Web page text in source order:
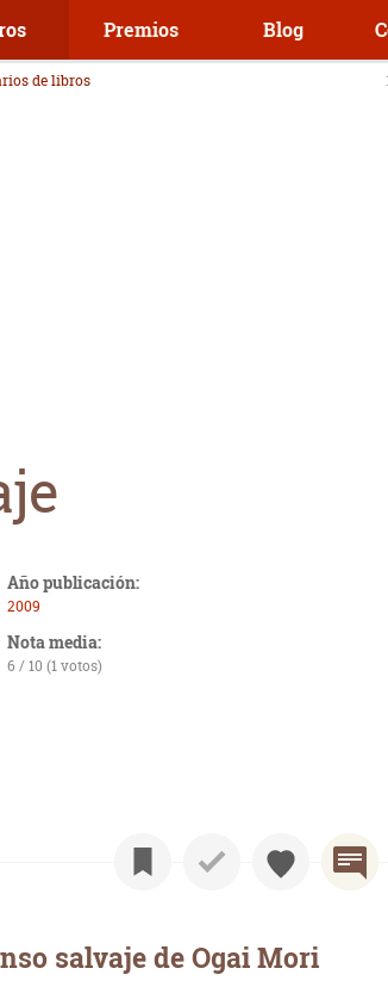
Premios Blog
de libros
Año publicación:
2009
Nota media:
6 / 10 (1 votos)
salvaje de Ogai Mori